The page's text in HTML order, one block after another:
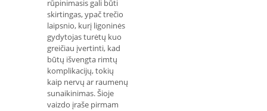
rūpinimasis gali būti
skirtingas, ypač trečio
laipsnio, kurį ligoninės
gydytojas turėtų kuo
greičiau įvertinti, kad
būtų išvengta rimtų
komplikacijų, tokių
kaip nervų ar raumenų
sunaikinimas. Šioje
vaizdo įraše pirmam